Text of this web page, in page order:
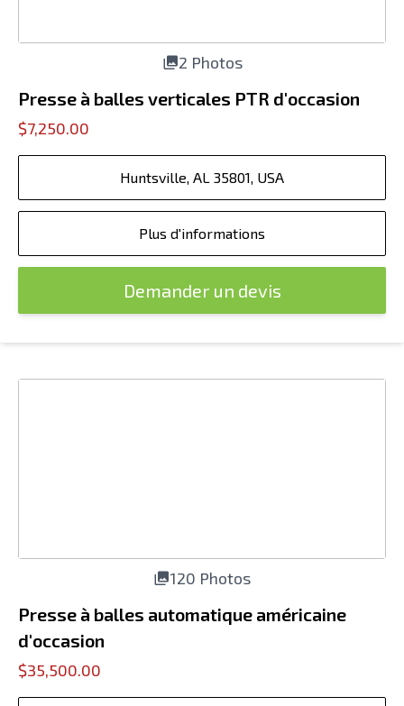
2 Photos
Presse à balles verticales PTR d'occasion
$7,250.00
Huntsville, AL 35801, USA
Plus d'informations
Demander un devis
120 Photos
Presse à balles automatique américaine
d'occasion
$35,500.00